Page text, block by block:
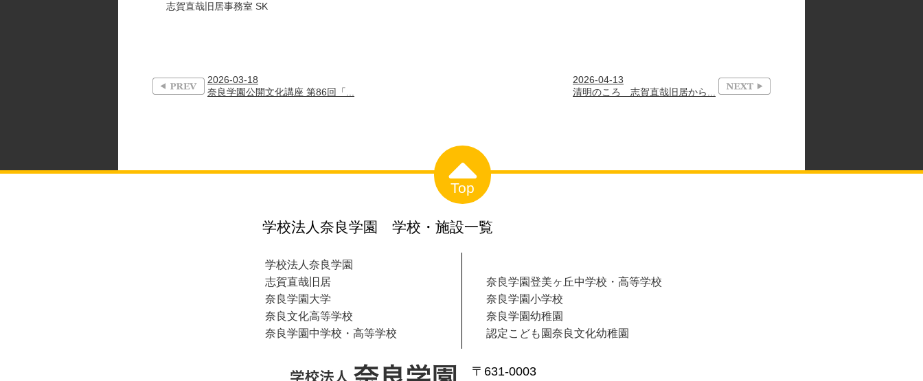
志賀直哉旧居事務室 SK
2026-03-18
奈良学園公開文化講座 第86回「...
2026-04-13
清明のころ 志賀直哉旧居から...
Top
学校法人奈良学園 学校・施設一覧
学校法人奈良学園
志賀直哉旧居
奈良学園大学
奈良文化高等学校
奈良学園中学校・高等学校
奈良学園登美ヶ丘中学校・高等学校
奈良学園小学校
奈良学園幼稚園
認定こども園奈良文化幼稚園
〒631-0003